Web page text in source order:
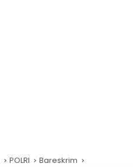
POLRI Bareskrim